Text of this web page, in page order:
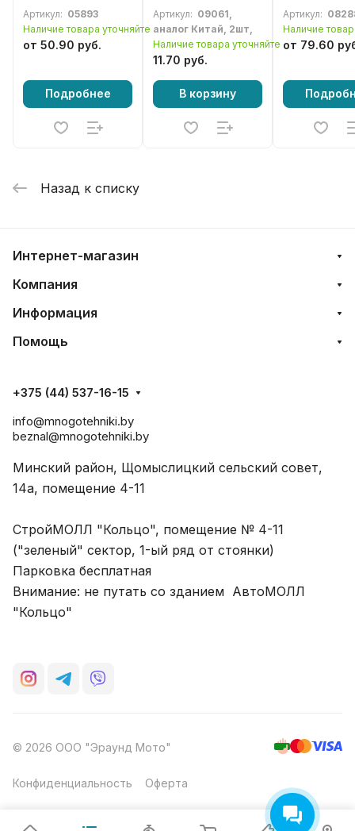
FS130
Артикул: 05893
Наличие товара уточняйте
от 50.90 руб.
Подробнее
бензотриммера
STIHL FS160,
FS220, FS280
(комплект 2шт,)
Артикул: 09061,
аналог Китай, 2шт,
Наличие товара уточняйте
11.70 руб.
В корзину
(старого
Артикул:
Наличие
от 79.60
Назад к списку
Интернет-магазин
Компания
Информация
Помощь
+375 (44) 537-16-15
info@mnogotehniki.by
beznal@mnogotehniki.by
Минский район, Щомыслицкий сельский совет,
14а, помещение 4-11
СтройМОЛЛ "Кольцо", помещение № 4-11
("зеленый" сектор, 1-ый ряд от стоянки)
Парковка бесплатная
Внимание: не путать со зданием АвтоМОЛЛ
"Кольцо"
© 2026 ООО "Эраунд Мото"
Конфиденциальность Оферта